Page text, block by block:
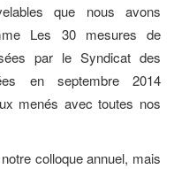
que nous avons
Les 30 mesures de
par le Syndicat des
en septembre 2014
menés avec toutes nos
colloque annuel, mais